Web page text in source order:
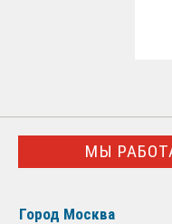
МЫ
Город Москва